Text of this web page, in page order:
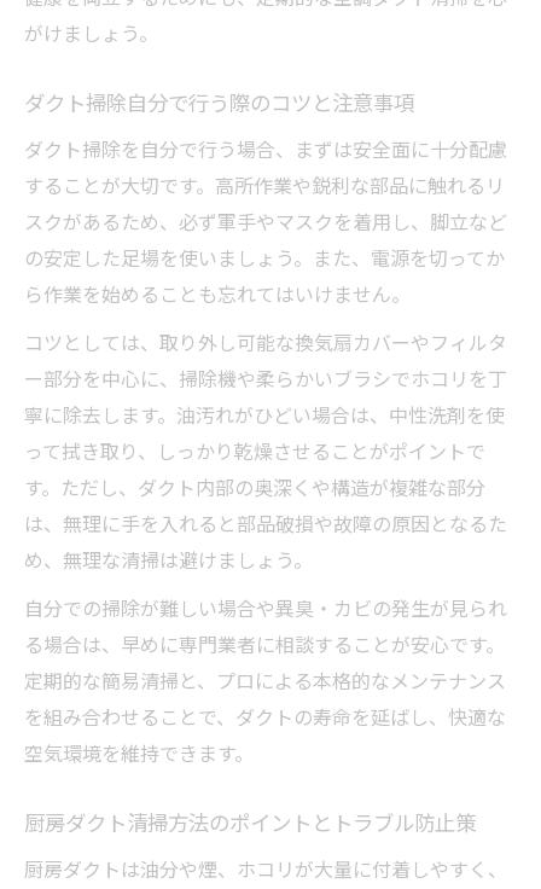
がけましょう。
ダクト掃除自分で行う際のコツと注意事項
ダクト掃除を自分で行う場合、まずは安全面に十分配慮
することが大切です。高所作業や鋭利な部品に触れるリ
スクがあるため、必ず軍手やマスクを着用し、脚立など
の安定した足場を使いましょう。また、電源を切ってか
ら作業を始めることも忘れてはいけません。
コツとしては、取り外し可能な換気扇カバーやフィルタ
ー部分を中心に、掃除機や柔らかいブラシでホコリを丁
寧に除去します。油汚れがひどい場合は、中性洗剤を使
って拭き取り、しっかり乾燥させることがポイントで
す。ただし、ダクト内部の奥深くや構造が複雑な部分
は、無理に手を入れると部品破損や故障の原因となるた
め、無理な清掃は避けましょう。
自分での掃除が難しい場合や異臭・カビの発生が見られ
る場合は、早めに専門業者に相談することが安心です。
定期的な簡易清掃と、プロによる本格的なメンテナンス
を組み合わせることで、ダクトの寿命を延ばし、快適な
空気環境を維持できます。
厨房ダクト清掃方法のポイントとトラブル防止策
厨房ダクトは油分や煙、ホコリが大量に付着しやすく、